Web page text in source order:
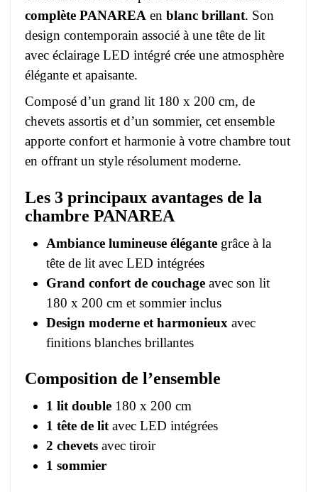
complète PANAREA en blanc brillant. Son
design contemporain associé à une tête de lit
avec éclairage LED intégré crée une atmosphère
élégante et apaisante.
Composé d’un grand lit 180 x 200 cm, de
chevets assortis et d’un sommier, cet ensemble
apporte confort et harmonie à votre chambre tout
en offrant un style résolument moderne.
Les 3 principaux avantages de la
chambre PANAREA
Ambiance lumineuse élégante grâce à la
tête de lit avec LED intégrées
Grand confort de couchage avec son lit
180 x 200 cm et sommier inclus
Design moderne et harmonieux avec
finitions blanches brillantes
Composition de l’ensemble
1 lit double 180 x 200 cm
1 tête de litavec LED intégrées
2 chevets avec tiroir
1 sommier